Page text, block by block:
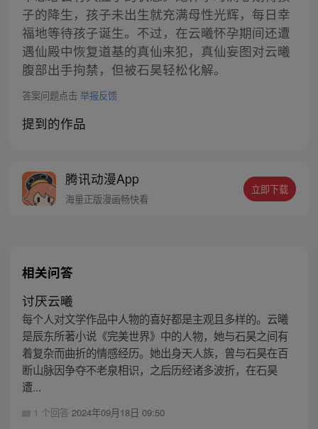
子的降生，孩子未出生就充满母性光辉，每日幸
福地等待孩子诞生。不过，在云曦怀孕期间还遭
遇仙殿中恢复道基的真仙来犯，真仙妄图对云曦
腹部出手拘禁，但被石昊轻松化解。
答案问题点击 举报反馈
提到的作品
腾讯动漫App
海量正版漫画畅快看
立即下载
相关问答
讨厌云曦
每个人对文学作品中人物的喜好都是主观且多样的。云曦
是辰东所著小说《完美世界》中的人物，她与石昊之间有
着复杂而曲折的情感经历。她出身天人族，曾与石昊在百
断山脉因争夺不老泉相识，之后历经诸多波折，在石昊
遭...
1 个回答 2024年09月18日 09:50